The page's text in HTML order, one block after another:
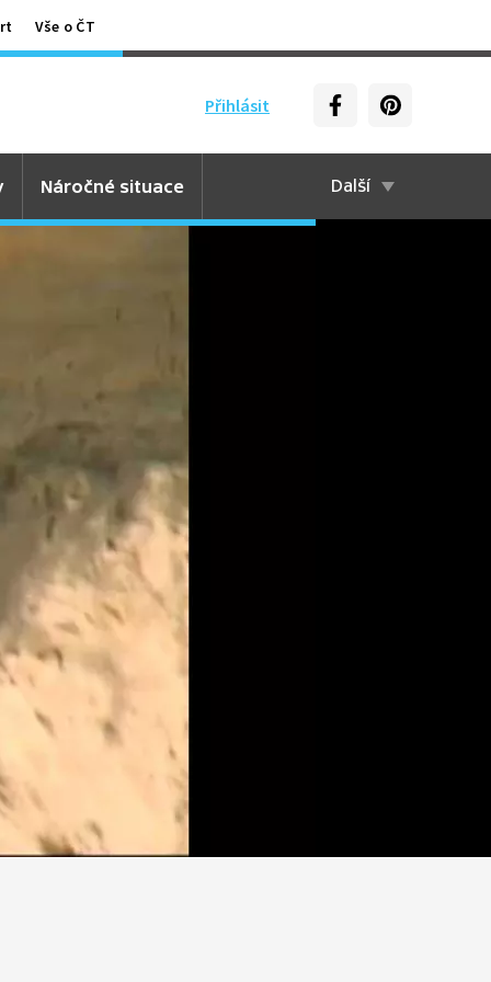
Vše o ČT
Přihlásit
Náročné situace Další